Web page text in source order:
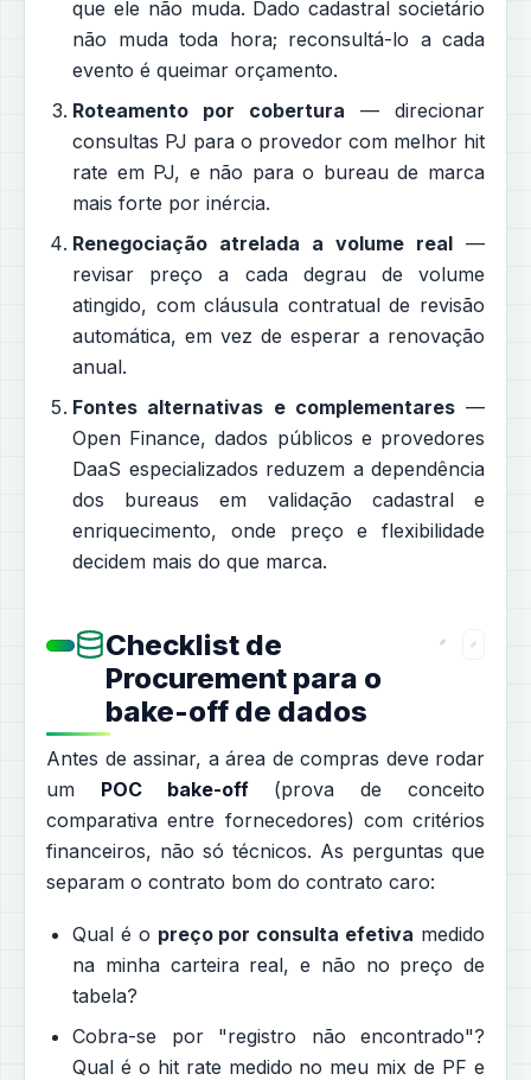
que ele não muda. Dado cadastral societário
não muda toda hora; reconsultá-lo a cada
evento é queimar orçamento.
Roteamento por cobertura — direcionar
consultas PJ para o provedor com melhor hit
rate em PJ, e não para o bureau de marca
mais forte por inércia.
Renegociação atrelada a volume real —
revisar preço a cada degrau de volume
atingido, com cláusula contratual de revisão
automática, em vez de esperar a renovação
anual.
Fontes alternativas e complementares—
Open Finance, dados públicos e provedores
DaaS especializados reduzem a dependência
dos bureaus em validação cadastral e
enriquecimento, onde preço e flexibilidade
decidem mais do que marca.
Checklist de
Procurement para o
bake-off de dados
Antes de assinar, a área de compras deve rodar
um POC bake-off(prova de conceito
comparativa entre fornecedores) com critérios
financeiros, não só técnicos. As perguntas que
separam o contrato bom do contrato caro:
Qual é o preço por consulta efetiva medido
na minha carteira real, e não no preço de
tabela?
Cobra-se por "registro não encontrado"?
Qual é o hit rate medido no meu mix de PF e